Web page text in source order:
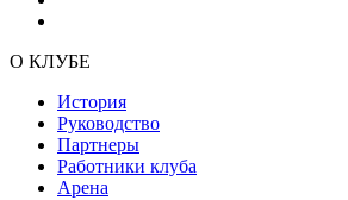
О КЛУБЕ
История
Руководство
Партнеры
Работники клуба
Арена